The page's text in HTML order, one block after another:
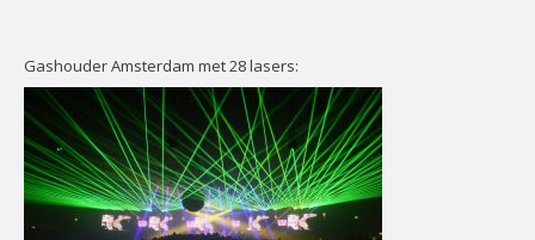
Gashouder Amsterdam met 28 lasers: